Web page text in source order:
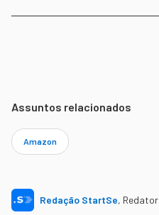
Assuntos relacionados
Amazon
Redação StartSe, Redator